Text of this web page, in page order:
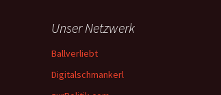
Unser Netzwerk
Ballverliebt
Digitalschmankerl